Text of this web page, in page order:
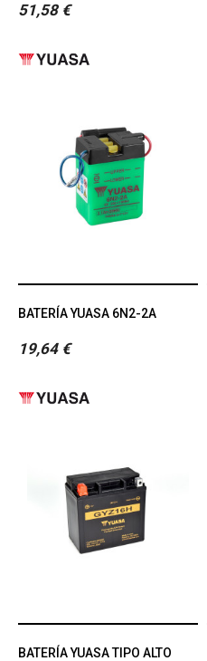
51,58 €
BATERÍA YUASA 6N2-2A
19,64 €
BATERÍA YUASA TIPO ALTO